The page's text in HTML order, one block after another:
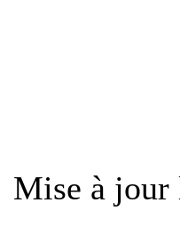
Mise à jour